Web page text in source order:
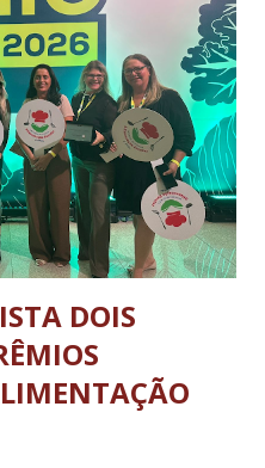
Auxiliares, destacando-se
e pelo espírito de
o reconhecimento ao
compromisso com os
reforçando a importância da
dos futuros
da carreira militar.
DOIS